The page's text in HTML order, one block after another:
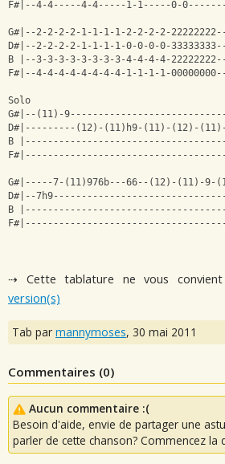
F#|--4-4-----4-4-----1-1-----0-
G#|--2-2-2-2-1-1-1-1-2-2-2-2-
D#|--2-2-2-2-1-1-1-1-0-0-0-0-
B |--3-3-3-3-3-3-3-3-4-4-4-4-
F#|--4-4-4-4-4-4-4-4-1-1-1-1-
Solo
G#|--(11)-
D#|---------(12)-(11)h9-(11)-(12)-
B
G#|-----7-(11)976b---66--(12)-(11)-9-
D#|--
B
⇢ Cette tablature ne vous
version(s)
Tab par mannymoses, 30 mai 2011
Commentaires (0)
Aucun commentaire :(
Besoin d'aide, envie de partager une
parler de cette chanson? Commencez la